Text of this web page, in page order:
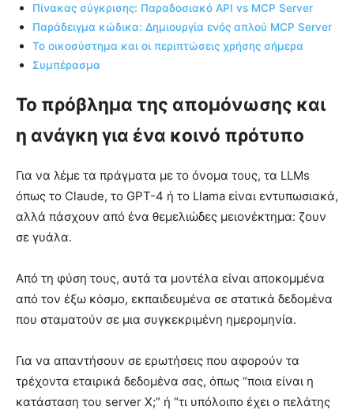
Πίνακας σύγκρισης: Παραδοσιακό API vs MCP Server
Παράδειγμα κώδικα: Δημιουργία ενός απλού MCP Server
Το οικοσύστημα και οι περιπτώσεις χρήσης σήμερα
Συμπέρασμα
Το πρόβλημα της απομόνωσης και
η ανάγκη για ένα κοινό πρότυπο
Για να λέμε τα πράγματα με το όνομα τους, τα LLMs
όπως το Claude, το GPT-4 ή το Llama είναι εντυπωσιακά,
αλλά πάσχουν από ένα θεμελιώδες μειονέκτημα: ζουν
σε γυάλα.
Από τη φύση τους, αυτά τα μοντέλα είναι αποκομμένα
από τον έξω κόσμο, εκπαιδευμένα σε στατικά δεδομένα
που σταματούν σε μια συγκεκριμένη ημερομηνία.
Για να απαντήσουν σε ερωτήσεις που αφορούν τα
τρέχοντα εταιρικά δεδομένα σας, όπως “ποια είναι η
κατάσταση του server X;” ή “τι υπόλοιπο έχει ο πελάτης